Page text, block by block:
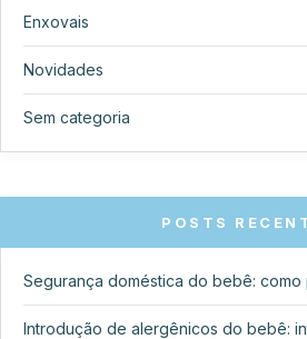
Enxovais
Novidades
Sem categoria
POSTS
Segurança doméstica do bebê: como
Introdução de alergênicos do bebê: